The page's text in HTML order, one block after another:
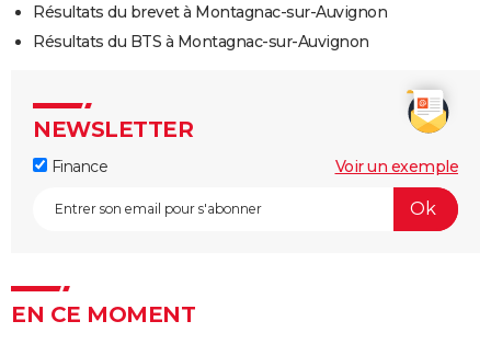
Résultats du brevet à Montagnac-sur-Auvignon
Résultats du BTS à Montagnac-sur-Auvignon
NEWSLETTER
Finance Voir un exemple
EN CE MOMENT